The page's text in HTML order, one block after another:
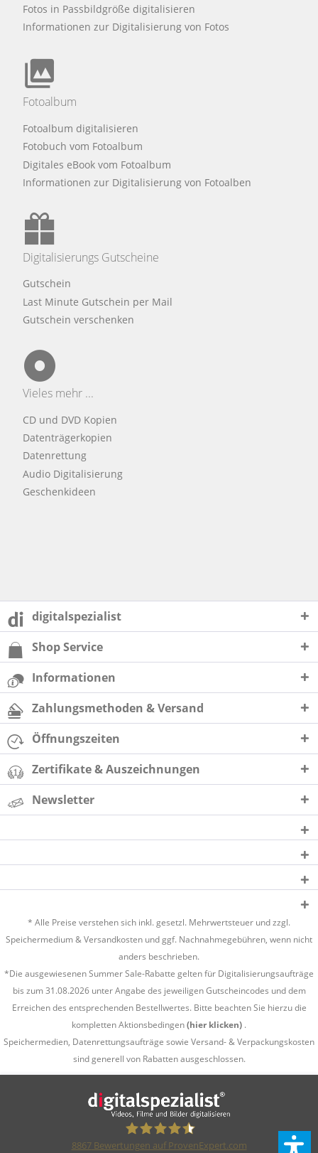
Fotos in Passbildgröße digitalisieren
Informationen zur Digitalisierung von Fotos
Fotoalbum
Fotoalbum digitalisieren
Fotobuch vom Fotoalbum
Digitales eBook vom Fotoalbum
Informationen zur Digitalisierung von Fotoalben
Digitalisierungs Gutscheine
Gutschein
Last Minute Gutschein per Mail
Gutschein verschenken
Vieles mehr ...
CD und DVD Kopien
Datenträgerkopien
Datenrettung
Audio Digitalisierung
Geschenkideen
digitalspezialist
Shop Service
Informationen
Zahlungsmethoden & Versand
Öffnungszeiten
Zertifikate & Auszeichnungen
Newsletter
* Alle Preise verstehen sich inkl. gesetzl. Mehrwertsteuer und zzgl.
Speichermedium &Versandkosten und ggf. Nachnahmegebühren, wenn nicht
anders beschrieben.
*Die ausgewiesenen Summer Sale-Rabatte gelten für Digitalisierungsaufträge
bis zum 31.08.2026 unter Angabe des jeweiligen Gutscheincodes und dem
Erreichen des entsprechenden Bestellwertes. Bitte beachten Sie hierzu die
kompletten Aktionsbedingen(hier klicken) .
Speichermedien, Datenrettungsaufträge sowie Versand- & Verpackungskosten
sind generell von Rabatten ausgeschlossen.
8867Bewertungen auf ProvenExpert.com